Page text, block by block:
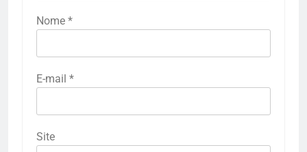
Nome *
E-mail *
Site